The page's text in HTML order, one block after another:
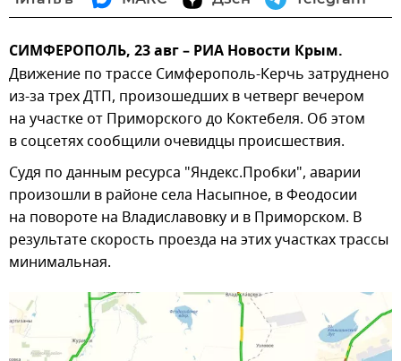
СИМФЕРОПОЛЬ, 23 авг – РИА Новости Крым.
Движение по трассе Симферополь-Керчь затруднено
из-за трех ДТП, произошедших в четверг вечером
на участке от Приморского до Коктебеля. Об этом
в соцсетях сообщили очевидцы происшествия.
Судя по данным ресурса "Яндекс.Пробки", аварии
произошли в районе села Насыпное, в Феодосии
на повороте на Владиславовку и в Приморском. В
результате скорость проезда на этих участках трассы
минимальная.